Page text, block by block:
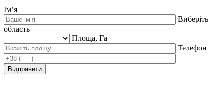
Ім’я
Виберіть
область
Площа, Га
Телефон